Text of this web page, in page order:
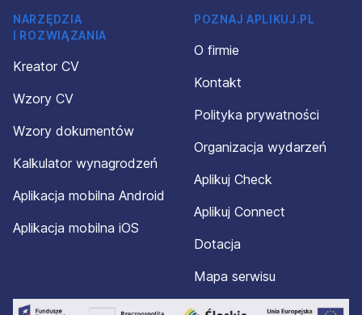
NARZĘDZIA
I ROZWIĄZANIA
Kreator CV
Wzory CV
Wzory dokumentów
Kalkulator wynagrodzeń
Aplikacja mobilna Android
Aplikacja mobilna iOS
POZNAJ APLIKUJ.PL
O firmie
Kontakt
Polityka prywatności
Organizacja wydarzeń
Aplikuj Check
Aplikuj Connect
Dotacja
Mapa serwisu